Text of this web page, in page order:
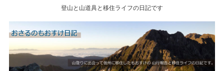
登山と山道具と移住ライフの日記です